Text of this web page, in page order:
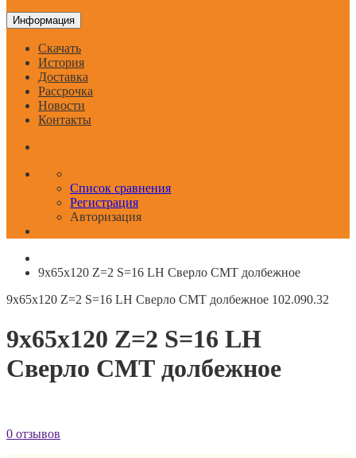
Информация
Скачать
История
Доставка
Рассрочка
Новости
Контакты
Список сравнения
Регистрация
Авторизация
9x65x120 Z=2 S=16 LH Сверло СМТ долбежное
9x65x120 Z=2 S=16 LH Сверло СМТ долбежное 102.090.32
9x65x120 Z=2 S=16 LH
Сверло СМТ долбежное
0 отзывов